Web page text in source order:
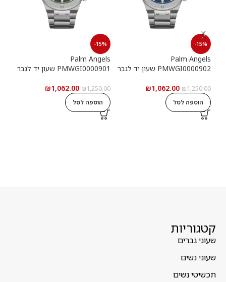
-15%
Palm Angels
PMWGI0000902 שעון יד לגבר
₪1,250.00
₪1,062.00
הוספה לסל
-15%
Palm Angels
PMWGI0000901 שעון יד לגבר
₪1,250.00
₪1,062.00
הוספה לסל
קטגוריות
שעוני גברים
שעוני נשים
תכשיטי נשים